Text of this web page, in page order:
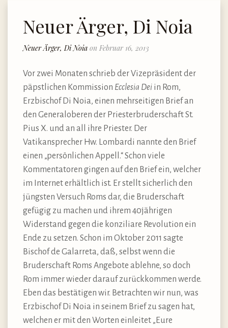
Neuer Ärger, Di Noia
Neuer Ärger, Di Noia on Februar 16, 2013
Vor zwei Monaten schrieb der Vizepräsident der
päpstlichen Kommission Ecclesia Dei in Rom,
Erzbischof Di Noia, einen mehrseitigen Brief an
den Generaloberen der Priesterbruderschaft St.
Pius X. und an all ihre Priester. Der
Vatikansprecher Hw. Lombardi nannte den Brief
einen „persönlichen Appell.“ Schon viele
Kommentatoren gingen auf den Brief ein, welcher
im Internet erhältlich ist. Er stellt sicherlich den
jüngsten Versuch Roms dar, die Bruderschaft
gefügig zu machen und ihrem 40jährigen
Widerstand gegen die konziliare Revolution ein
Ende zu setzen. Schon im Oktober 2011 sagte
Bischof de Galarreta, daß, selbst wenn die
Bruderschaft Roms Angebote ablehne, so doch
Rom immer wieder darauf zurückkommen werde.
Eben das bestätigen wir. Betrachten wir nun, was
Erzbischof Di Noia in seinem Brief zu sagen hat,
welchen er mit den Worten einleitet „Eure